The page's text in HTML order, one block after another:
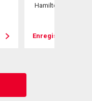
Hamilton, ON
Enregistrer